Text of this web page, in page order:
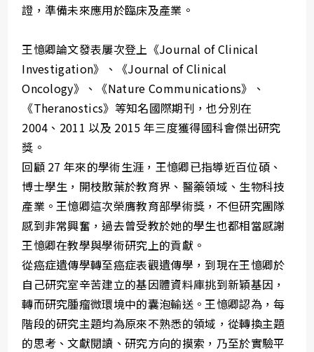
證，準備未來應用於臨床及產業。
王憶卿論文發表屢次登上《Journal of Clinical
Investigation》、《Journal of Clinical
Oncology》、《Nature Communications》、
《Theranostics》等知名國際期刊，也分別在
2004、2011 以及 2015 年三度獲得國科會傑出研究
獎。
回顧 27 年來的學術生涯，王憶卿已指導近百位碩、
博士學生，開枝散葉於教育界、醫藥領域、生物科技
產業。王憶卿這次榮膺教育部學術獎，不但研究團隊
感到非常興奮，過去曾受教於她的學生也都相當感謝
王憶卿在教學與學術研究上的貢獻。
從癌症遺傳學轉至癌症表觀遺傳學，到現在王憶卿於
自己研究室辛苦建立的基因體資料庫挑到新穎基因，
轉而研究腫瘤微環境中的囊泡輸送。王憶卿認為，每
階段的研究主題均為原來不熟悉的領域，從轉換主題
的思考、文獻閱讀、研究方向的摸索，乃至於實驗平